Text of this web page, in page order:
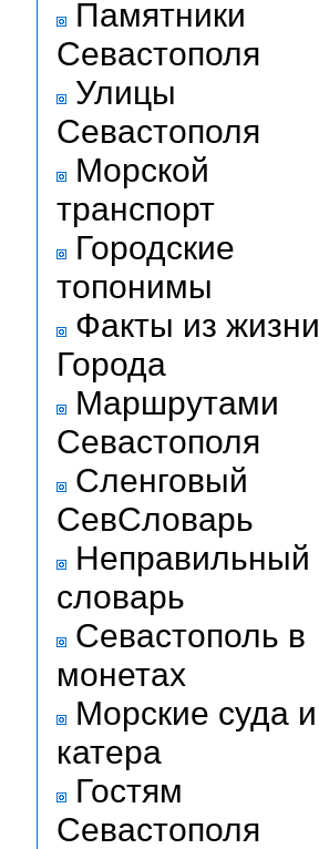
Памятники
Севастополя
Улицы
Севастополя
Морской
транспорт
Городские
топонимы
Факты из жизни
Города
Маршрутами
Севастополя
Сленговый
СевСловарь
Неправильный
словарь
Севастополь в
монетах
Морские суда и
катера
Гостям
Севастополя